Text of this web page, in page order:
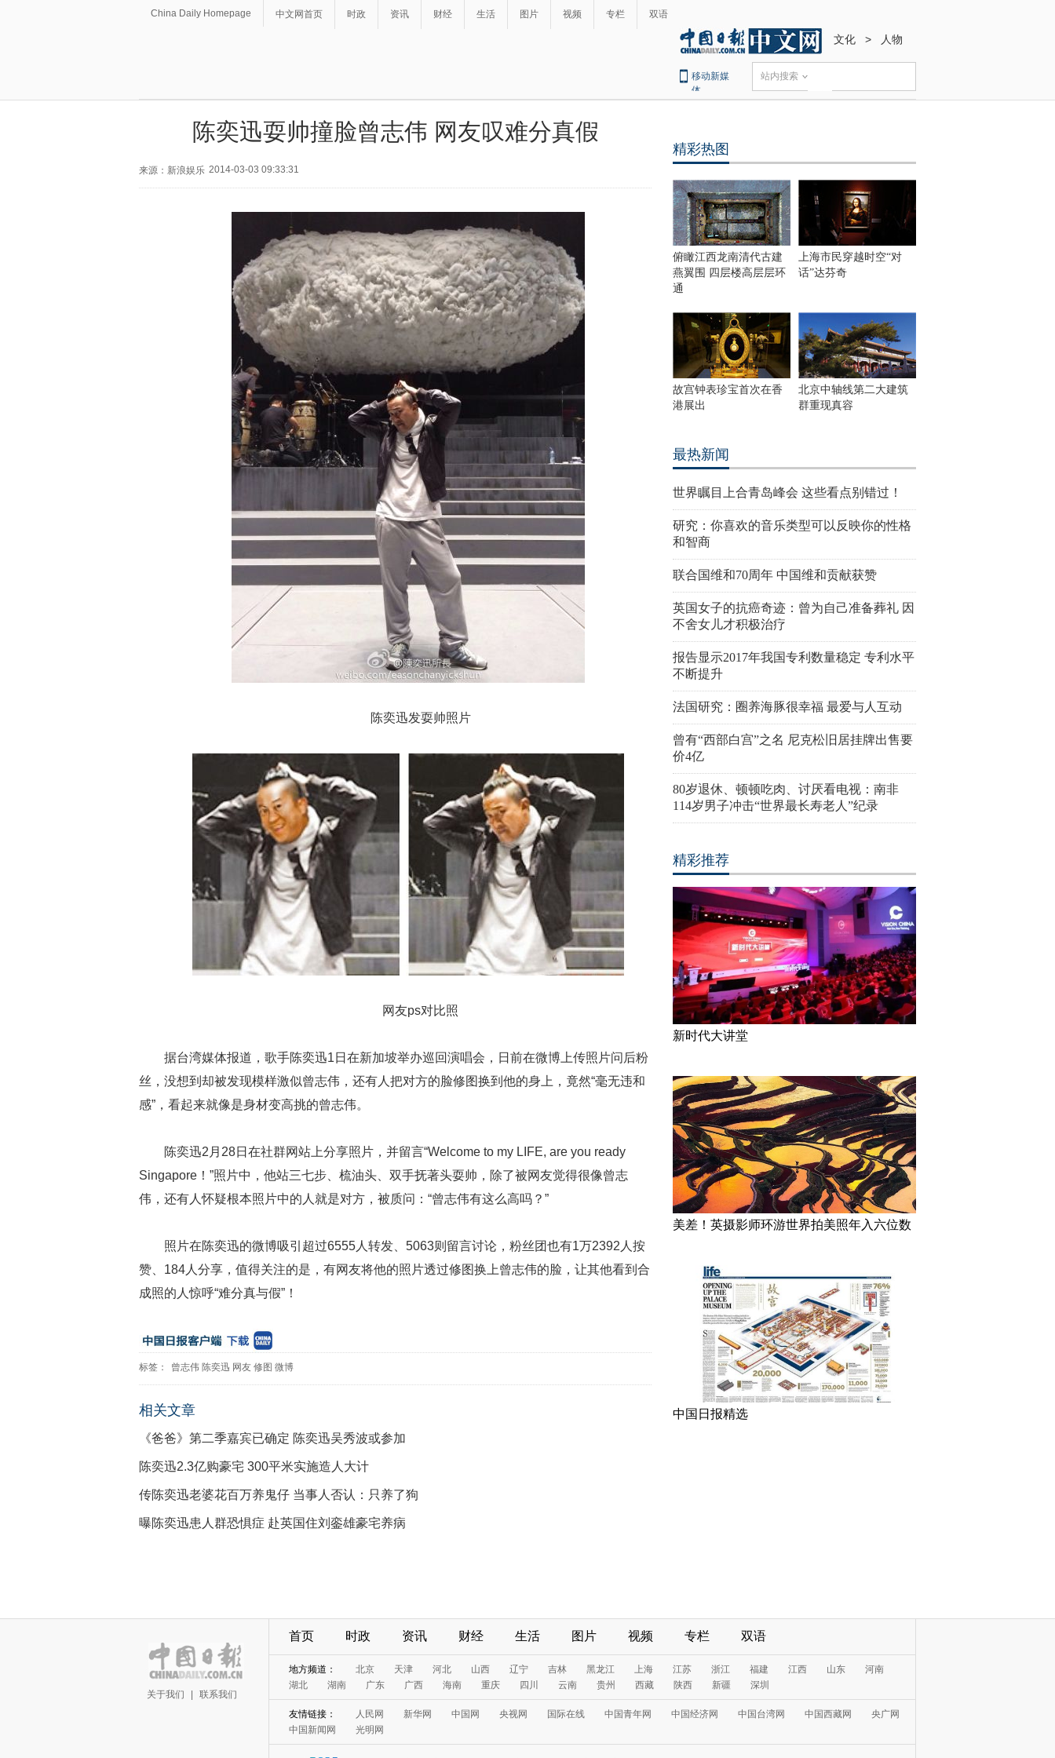
China Daily Homepage 中文网首页 时政 资讯 财经 生活 图片 视频 专栏 双语
文化 > 人物
移动新媒
体
站内搜索
陈奕迅耍帅撞脸曾志伟 网友叹难分真假
来源：新浪娱乐 2014-03-03 09:33:31
陈奕迅发耍帅照片
网友ps对比照
据台湾媒体报道，歌手陈奕迅1日在新加坡举办巡回演唱会，日前在微博上传照片问后粉
丝，没想到却被发现模样激似曾志伟，还有人把对方的脸修图换到他的身上，竟然“毫无违和
感”，看起来就像是身材变高挑的曾志伟。
陈奕迅2月28日在社群网站上分享照片，并留言“Welcome to my LIFE, are you ready
Singapore！”照片中，他站三七步、梳油头、双手抚著头耍帅，除了被网友觉得很像曾志
伟，还有人怀疑根本照片中的人就是对方，被质问：“曾志伟有这么高吗？”
照片在陈奕迅的微博吸引超过6555人转发、5063则留言讨论，粉丝团也有1万2392人按
赞、184人分享，值得关注的是，有网友将他的照片透过修图换上曾志伟的脸，让其他看到合
成照的人惊呼“难分真与假”！
标签： 曾志伟 陈奕迅 网友 修图 微博
相关文章
《爸爸》第二季嘉宾已确定 陈奕迅吴秀波或参加
陈奕迅2.3亿购豪宅 300平米实施造人大计
传陈奕迅老婆花百万养鬼仔 当事人否认：只养了狗
曝陈奕迅患人群恐惧症 赴英国住刘銮雄豪宅养病
精彩热图
俯瞰江西龙南清代古建
燕翼围 四层楼高层层环
通
上海市民穿越时空“对
话”达芬奇
故宫钟表珍宝首次在香
港展出
北京中轴线第二大建筑
群重现真容
最热新闻
世界瞩目上合青岛峰会 这些看点别错过！
研究：你喜欢的音乐类型可以反映你的性格
和智商
联合国维和70周年 中国维和贡献获赞
英国女子的抗癌奇迹：曾为自己准备葬礼 因
不舍女儿才积极治疗
报告显示2017年我国专利数量稳定 专利水平
不断提升
法国研究：圈养海豚很幸福 最爱与人互动
曾有“西部白宫”之名 尼克松旧居挂牌出售要
价4亿
80岁退休、顿顿吃肉、讨厌看电视：南非
114岁男子冲击“世界最长寿老人”纪录
精彩推荐
新时代大讲堂
美差！英摄影师环游世界拍美照年入六位数
中国日报精选
关于我们 联系我们
首页 时政 资讯 财经 生活 图片 视频 专栏 双语
地方频道： 北京 天津 河北 山西 辽宁 吉林 黑龙江 上海 江苏 浙江 福建 江西 山东
河南
湖北
湖南 广东 广西 海南 重庆 四川 云南 贵州 西藏 陕西 新疆 深圳
友情链接： 人民网 新华网 中国网 央视网 国际在线 中国青年网 中国经济网 中国台湾网 中国西藏网
央广网
中国新闻网
光明网